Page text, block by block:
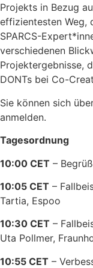
Projekts in Bezug
effizientesten Weg,
SPARCS-
verschiedenen
Projektergebnisse,
DONTs bei Co-
Sie können sich
anmelden.
Tagesordnung
10:00 CET –
10:05 CET –
Tartia, Espoo
10:30 CET –
Uta Pollmer,
10:55 CET –